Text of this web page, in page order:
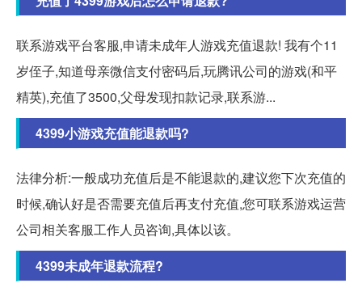
联系游戏平台客服,申请未成年人游戏充值退款! 我有个11
岁侄子,知道母亲微信支付密码后,玩腾讯公司的游戏(和平
精英),充值了3500,父母发现扣款记录,联系游...
4399小游戏充值能退款吗?
法律分析:一般成功充值后是不能退款的,建议您下次充值的
时候,确认好是否需要充值后再支付充值,您可联系游戏运营
公司相关客服工作人员咨询,具体以该。
4399未成年退款流程?